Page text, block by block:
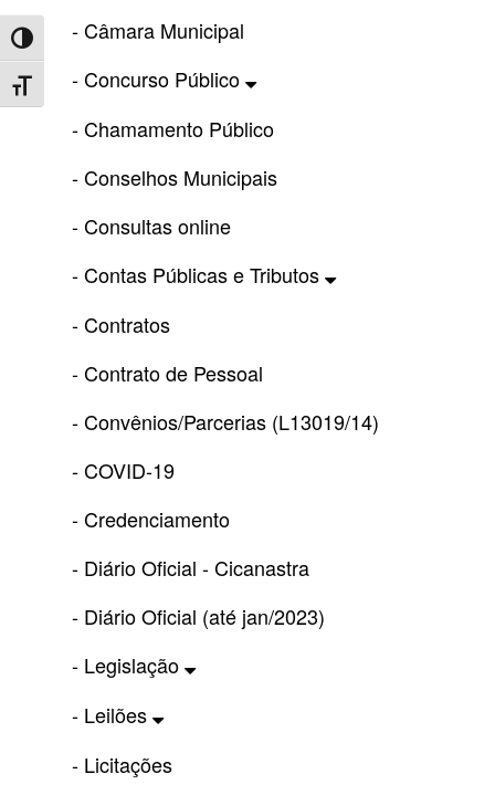
Toggle High Contrast
Toggle Font size
- Câmara Municipal
- Concurso Público
- Chamamento Público
- Conselhos Municipais
- Consultas online
- Contas Públicas e Tributos
- Contratos
- Contrato de Pessoal
- Convênios/Parcerias (L13019/14)
- COVID-19
- Credenciamento
- Diário Oficial - Cicanastra
- Diário Oficial (até jan/2023)
- Legislação
- Leilões
- Licitações